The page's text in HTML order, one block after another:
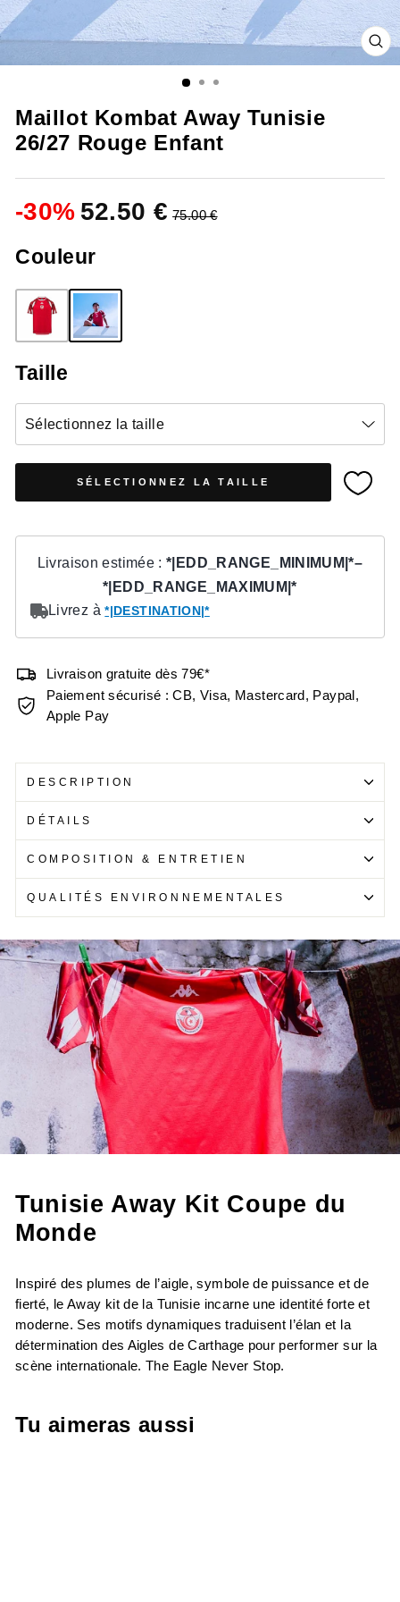
Maillot Kombat Away Tunisie
26/27 Rouge Enfant
-30% 52.50 € 75.00 €
Couleur
Taille
Sélectionnez la taille
SÉLECTIONNEZ LA TAILLE
Livraison gratuite dès 79€*
Paiement sécurisé : CB, Visa, Mastercard, Paypal,
Apple Pay
DESCRIPTION
DÉTAILS
COMPOSITION & ENTRETIEN
QUALITÉS ENVIRONNEMENTALES
Tunisie Away Kit Coupe du
Monde
Inspiré des plumes de l’aigle, symbole de puissance et de
fierté, le Away kit de la Tunisie incarne une identité forte et
moderne. Ses motifs dynamiques traduisent l’élan et la
détermination des Aigles de Carthage pour performer sur la
scène internationale. The Eagle Never Stop.
Tu aimeras aussi